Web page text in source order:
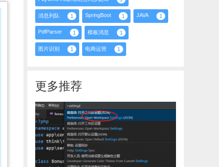
消息列队 1 SpringBoot 1 JAVA 1
PdfParser 1 模板消息 1
图片识别 1 电商运营 1
更多推荐